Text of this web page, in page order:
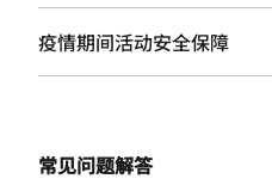
疫情期间活动安全保障
常见问题解答